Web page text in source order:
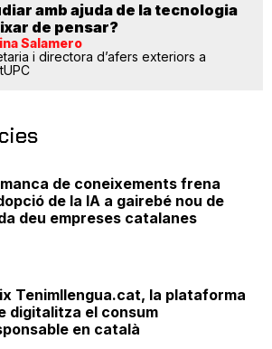
amb ajuda de la tecnologia
de pensar?
Salamero
i directora d’afers exteriors a
de coneixements frena
de la IA a gairebé nou de
deu empreses catalanes
Tenimllengua.cat, la plataforma
digitalitza el consum
en català